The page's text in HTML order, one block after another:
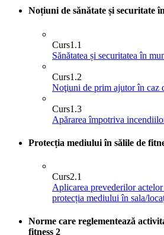
Noțiuni de sănătate și securitate
Curs1.1
Sănătatea și securitatea în
Curs1.2
Noţiuni de prim ajutor în caz
Curs1.3
Apărarea împotriva
Protecția mediului în sălile de
Curs2.1
Aplicarea prevederilor
protecția mediului în sala/
Norme care reglementează
fitness 2